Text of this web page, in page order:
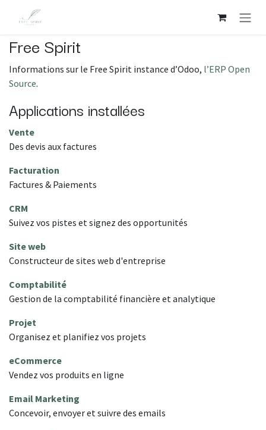
Se rendre au contenu
Free Spirit
Informations sur le Free Spirit instance d’Odoo, l’ERP Open
Source.
Applications installées
Vente
Des devis aux factures
Facturation
Factures & Paiements
CRM
Suivez vos pistes et signez des opportunités
Site web
Constructeur de sites web d'entreprise
Comptabilité
Gestion de la comptabilité financière et analytique
Projet
Organisez et planifiez vos projets
eCommerce
Vendez vos produits en ligne
Email Marketing
Concevoir, envoyer et suivre des emails